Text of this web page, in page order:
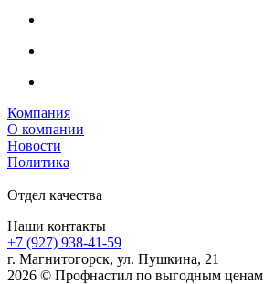
Компания
О компании
Новости
Политика
Отдел качества
Наши контакты
+7 (927) 938-41-59
г. Магнитогорск, ул. Пушкина, 21
2026 © Профнастил по выгодным ценам